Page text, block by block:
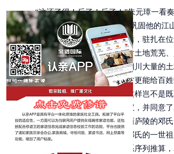
“这还了得！反了！反了！”朱元璋一看奏
来……”这年春天，朱元璋为了巩固他的江
时间内统一四川。邓鹤轩入川后，驻扎在
来是丰腴之地的四川，却是一片土地荒芜
安定之后，他便向皇帝建议：四川大量的
住，相信四川的沃土比别的地方更能给百
籍做官，带领百姓发展生产，这样岂不是
朱元璋采纳了邓鹤轩的建议，并同意
就这样，本来是世代居住在江西庐陵的邓
村这个地方。邓鹤轩算是牌坊邓氏的一世
的历史。从《邓氏家谱》的世系序列推算